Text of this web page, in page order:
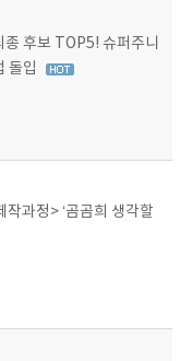
후보 TOP5! 슈퍼주니
돌입
과정> ‘곰곰희 생각할